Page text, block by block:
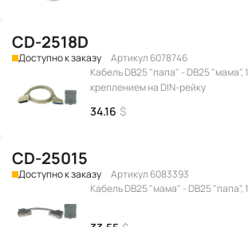
CD-2518D
Доступно к заказу
Артикул 6078746
Кабель DB25 "папа" - DB25 "мама",
креплением на DIN-рейку
34.16 $
CD-25015
Доступно к заказу
Артикул 6083393
Кабель DB25 "мама" - DB25 "папа",